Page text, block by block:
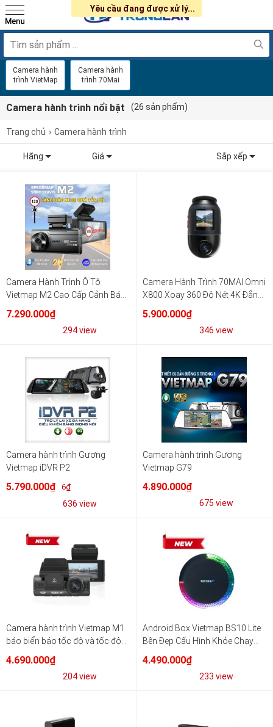
Camera hành
trình VietMap
Camera hành
trình 70Mai
Camera hành trình nổi bật (26 sản phẩm)
Trang chủ Camera hành trình
Hãng Giá Sắp xếp
Camera Hành Trình Ô Tô
Vietmap M2 Cao Cấp Cảnh Báo
7.290.000₫
294 view
Camera Hành Trình 70MAI Omni
X800 Xoay 360 Độ Nét 4K Đẳng
5.900.000₫
346 view
Camera hành trình Gương
Vietmap iDVR P2
5.790.000₫ 6₫
636 view
Camera hành trình Gương
Vietmap G79
4.890.000₫
675 view
Camera hành trình Vietmap M1
báo biển báo tốc độ và tốc độ
4.690.000₫
204 view
Android Box Vietmap BS10 Lite
Bền Đẹp Cấu Hình Khỏe Chạy
4.490.000₫
233 view
Yêu cầu đang được xử lý...